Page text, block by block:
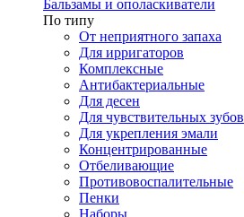
Бальзамы и ополаскиватели
По типу
От неприятного запаха
Для ирригаторов
Комплексные
Антибактериальные
Для десен
Для чувствительных зубов
Для укрепления эмали
Концентрированные
Отбеливающие
Противовоспалительные
Пенки
Наборы